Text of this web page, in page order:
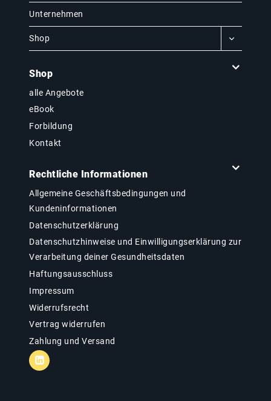
Unternehmen
Shop
Shop
alle Angebote
eBook
Forbildung
Kontakt
Rechtliche Informationen
Allgemeine Geschäftsbedingungen und
Kundeninformationen
Datenschutzerklärung
Datenschutzhinweise und Einwilligungserklärung zur
Verarbeitung deiner Gesundheitsdaten
Haftungsausschluss
Impressum
Widerrufsrecht
Vertrag widerrufen
Zahlung und Versand